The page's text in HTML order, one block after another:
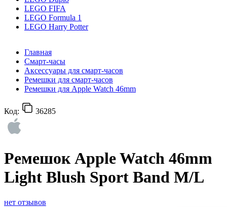
LEGO FIFA
LEGO Formula 1
LEGO Harry Potter
Главная
Смарт-часы
Аксессуары для смарт-часов
Ремешки для смарт-часов
Ремешки для Apple Watch 46mm
Код: 36285
Ремешок Apple Watch 46mm
Light Blush Sport Band M/L
нет отзывов